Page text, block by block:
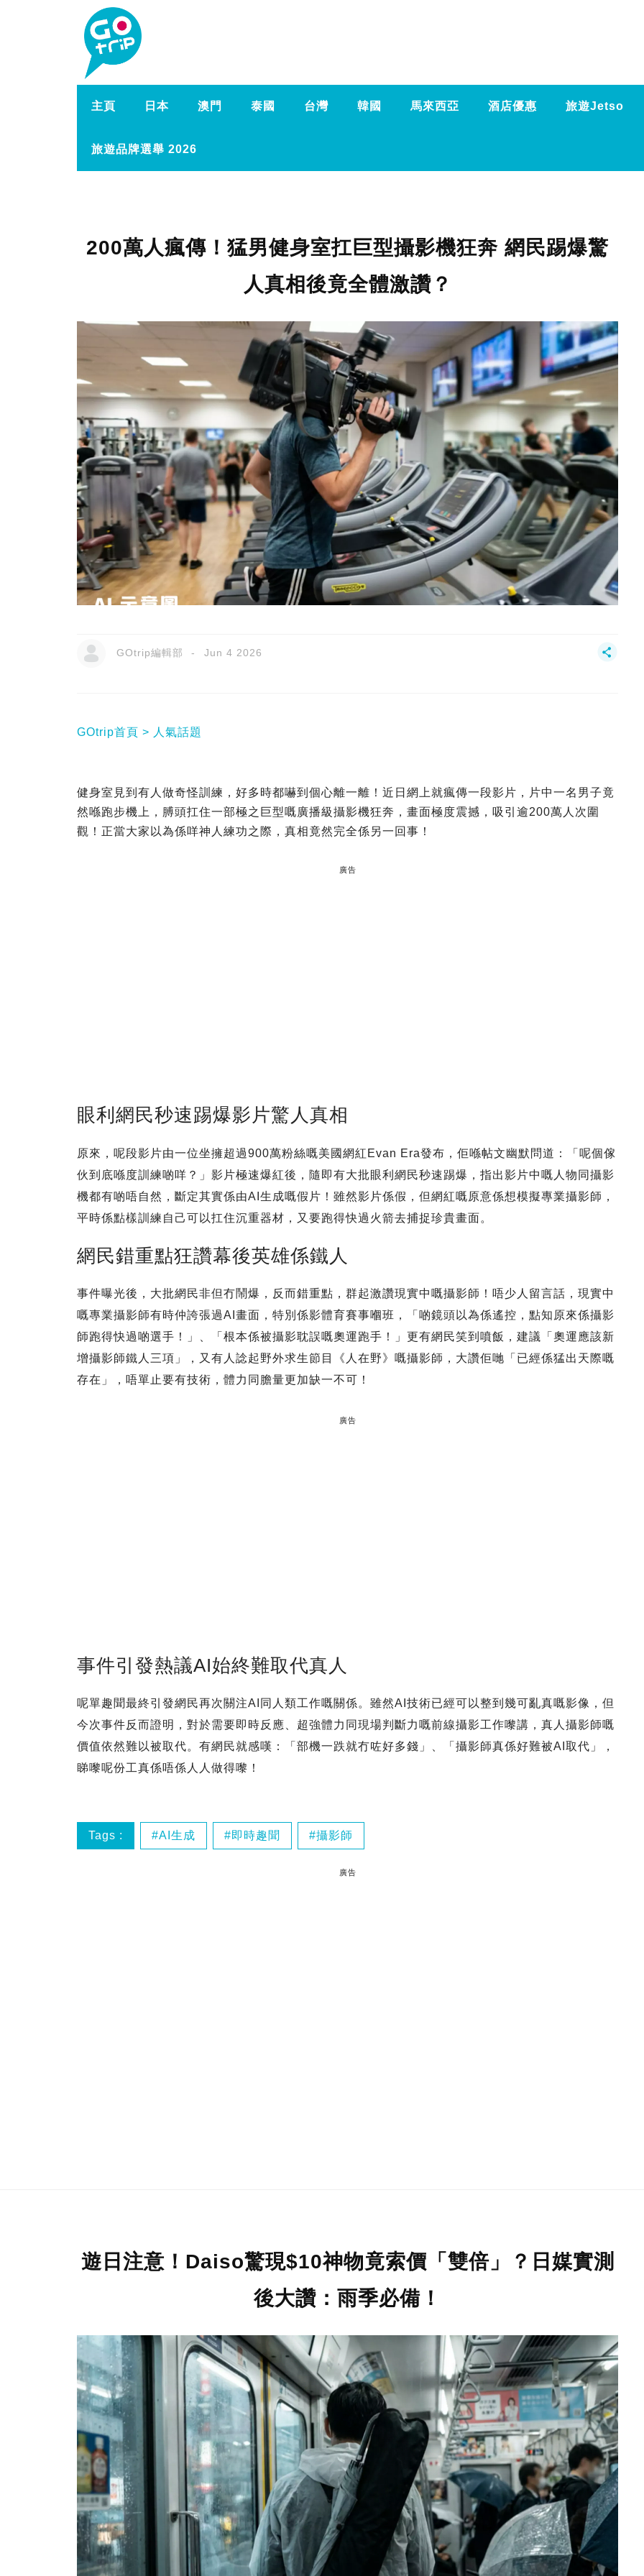
主頁 日本 澳門 泰國 台灣 韓國 馬來西亞 酒店優惠 旅遊Jetso
旅遊品牌選舉 2026
200萬人瘋傳！猛男健身室扛巨型攝影機狂奔 網民踢爆驚
人真相後竟全體激讚？
GOtrip編輯部 Jun 4 2026
GOtrip首頁 人氣話題
健身室見到有人做奇怪訓練，好多時都嚇到個心離一離！近日網上就瘋傳一段影片，片中一名男子竟
然喺跑步機上，膊頭扛住一部極之巨型嘅廣播級攝影機狂奔，畫面極度震撼，吸引逾200萬人次圍
觀！正當大家以為係咩神人練功之際，真相竟然完全係另一回事！
廣告
眼利網民秒速踢爆影片驚人真相
原來，呢段影片由一位坐擁超過900萬粉絲嘅美國網紅Evan Era發布，佢喺帖文幽默問道：「呢個傢
伙到底喺度訓練啲咩？」影片極速爆紅後，隨即有大批眼利網民秒速踢爆，指出影片中嘅人物同攝影
機都有啲唔自然，斷定其實係由AI生成嘅假片！雖然影片係假，但網紅嘅原意係想模擬專業攝影師，
平時係點樣訓練自己可以扛住沉重器材，又要跑得快過火箭去捕捉珍貴畫面。
網民錯重點狂讚幕後英雄係鐵人
事件曝光後，大批網民非但冇鬧爆，反而錯重點，群起激讚現實中嘅攝影師！唔少人留言話，現實中
嘅專業攝影師有時仲誇張過AI畫面，特別係影體育賽事嗰班，「啲鏡頭以為係遙控，點知原來係攝影
師跑得快過啲選手！」、「根本係被攝影耽誤嘅奧運跑手！」更有網民笑到噴飯，建議「奧運應該新
增攝影師鐵人三項」，又有人諗起野外求生節目《人在野》嘅攝影師，大讚佢哋「已經係猛出天際嘅
存在」，唔單止要有技術，體力同膽量更加缺一不可！
廣告
事件引發熱議AI始終難取代真人
呢單趣聞最終引發網民再次關注AI同人類工作嘅關係。雖然AI技術已經可以整到幾可亂真嘅影像，但
今次事件反而證明，對於需要即時反應、超強體力同現場判斷力嘅前線攝影工作嚟講，真人攝影師嘅
價值依然難以被取代。有網民就感嘆：「部機一跌就冇咗好多錢」、「攝影師真係好難被AI取代」，
睇嚟呢份工真係唔係人人做得嚟！
Tags : AI生成 即時趣聞 攝影師
廣告
遊日注意！Daiso驚現$10神物竟索價「雙倍」？日媒實測
後大讚：雨季必備！